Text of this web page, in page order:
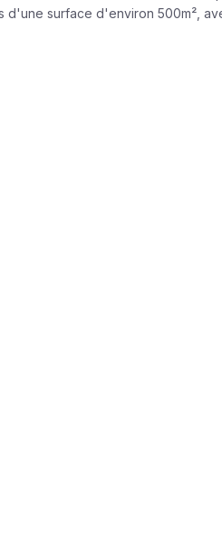
d'une surface d'environ 500m²,